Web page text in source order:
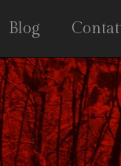
Blog